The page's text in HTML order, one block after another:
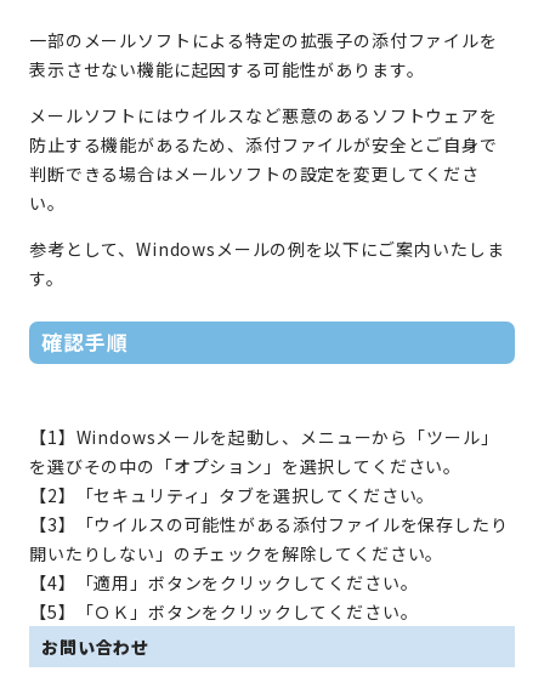
一部のメールソフトによる特定の拡張子の添付ファイルを
表示させない機能に起因する可能性があります。
メールソフトにはウイルスなど悪意のあるソフトウェアを
防止する機能があるため、添付ファイルが安全とご自身で
判断できる場合はメールソフトの設定を変更してくださ
い。
参考として、Windowsメールの例を以下にご案内いたしま
す。
確認手順
【1】Windowsメールを起動し、メニューから「ツール」
を選びその中の「オプション」を選択してください。
【2】「セキュリティ」タブを選択してください。
【3】「ウイルスの可能性がある添付ファイルを保存したり
開いたりしない」のチェックを解除してください。
【4】「適用」ボタンをクリックしてください。
【5】「ＯＫ」ボタンをクリックしてください。
お問い合わせ